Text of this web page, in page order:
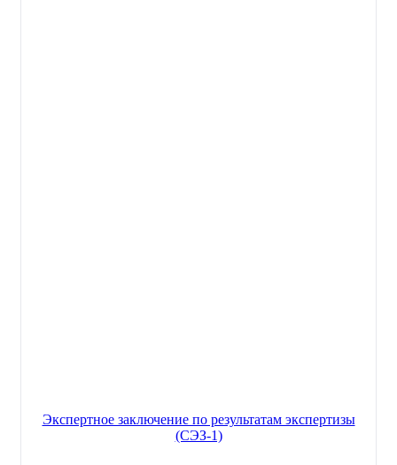
Экспертное заключение по результатам экспертизы
(СЭЗ-1)